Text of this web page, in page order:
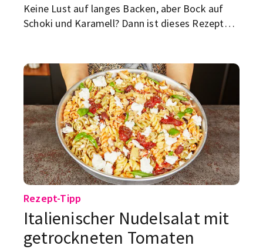
Keine Lust auf langes Backen, aber Bock auf
Schoki und Karamell? Dann ist dieses Rezept
gezaubert.
Rezept-Tipp
Italienischer Nudelsalat mit
getrockneten Tomaten